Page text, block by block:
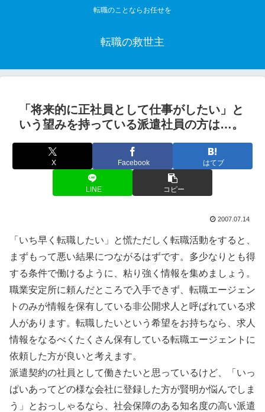
転職のことならお任せを
転職の救世主
「将来的に正社員として仕事がしたい」と
いう望みを持っている派遣社員の方は…。
X Facebook はてブ
LINE コピー
2007.07.14
「いち早く転職したい」と慌ただしく転職活動をすると、
まずもって悪い結果につながるはずです。多少なりとも得
する条件で働けるように、粘り強く情報を集めましょう。
職業安定所に頼んだところで入手できず、転職エージェン
トのみが情報を保有している非公開求人と呼ばれている求
人があります。転職したいという希望をお持ちなら、求人
情報をなるべくたくさん保有している転職エージェントに
依頼した方が良いと考えます。
派遣契約の社員として働きたいと思っているけど、「いっ
ぱいあってどの様な会社に登録した方が賢明か悩んでしま
う」とおっしゃるなら、社会保障のある知名度の高い派遣